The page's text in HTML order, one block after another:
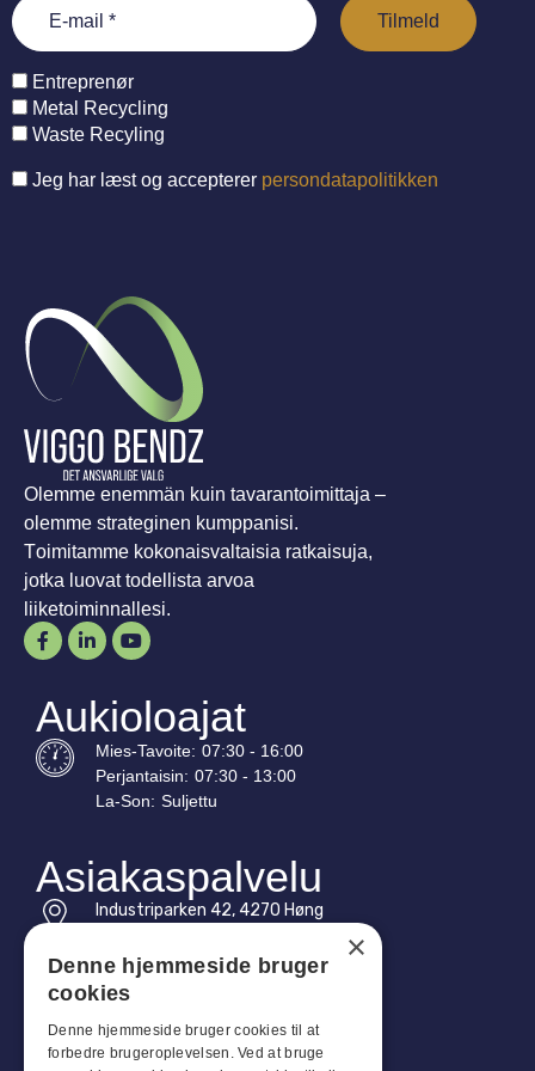
Entreprenør
Metal Recycling
Waste Recyling
Jeg har læst og accepterer persondatapolitikken
Olemme enemmän kuin tavarantoimittaja –
olemme strateginen kumppanisi.
Toimitamme kokonaisvaltaisia ratkaisuja,
jotka luovat todellista arvoa
liiketoiminnallesi.
Aukioloajat
Mies-Tavoite: 07:30 - 16:00
Perjantaisin: 07:30 - 13:00
La-Son: Suljettu
Asiakaspalvelu
Industriparken 42, 4270 Høng
Puh: +45 4396 4122
Sähköposti: vb@viggobendz.dk
×
Denne hjemmeside bruger
cookies
Denne hjemmeside bruger cookies til at
forbedre brugeroplevelsen. Ved at bruge